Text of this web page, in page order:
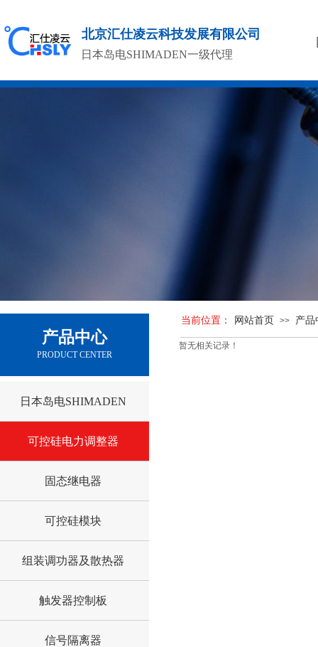
北京汇仕凌云科技发展有限公司
日本岛电SHIMADEN一级代理
当前位置：
产品中心
PRODUCT CENTER
网站首页 >> 产品
暂无相关记录！
日本岛电SHIMADEN
可控硅电力调整器
固态继电器
可控硅模块
组装调功器及散热器
触发器控制板
信号隔离器